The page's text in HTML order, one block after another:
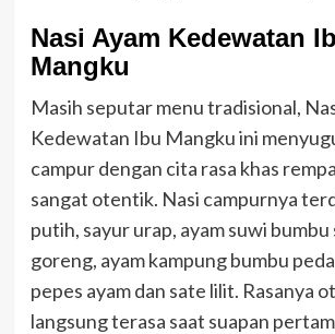
Nasi Ayam Kedewatan
Mangku
Masih seputar menu tradisional,
Kedewatan Ibu Mangku ini
campur dengan cita rasa khas
sangat otentik. Nasi campurnya
putih, sayur urap, ayam suwi bumbu
goreng, ayam kampung bumbu
pepes ayam dan sate lilit. Rasanya
langsung terasa saat suapan